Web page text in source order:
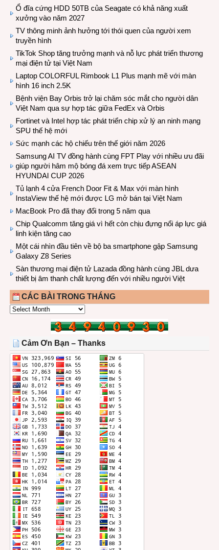
Ổ đĩa cứng HDD 50TB của Seagate có khả năng xuất
xưởng vào năm 2027
TV thông minh ảnh hưởng tới thói quen của người xem
truyền hình
TikTok Shop tăng trưởng mạnh và nỗ lực phát triển thương
mại điện tử tại Việt Nam
Laptop COLORFUL Rimbook L1 Plus mạnh mẽ với màn
hình 16 inch 2.5K
Bệnh viện Bay Orbis trở lại chăm sóc mắt cho người dân
Việt Nam qua sự hợp tác giữa FedEx và Orbis
Fortinet và Intel hợp tác phát triển chip xử lý an ninh mạng
SPU thế hệ mới
Sức mạnh các hộ chiếu trên thế giới năm 2026
Samsung AI TV đồng hành cùng FPT Play với nhiều ưu đãi
giúp người hâm mộ bóng đá xem trực tiếp ASEAN
HYUNDAI CUP 2026
Tủ lạnh 4 cửa French Door Fit & Max với màn hình
InstaView thế hệ mới được LG mở bán tại Việt Nam
MacBook Pro đã thay đổi trong 5 năm qua
Chip Qualcomm tăng giá vì hết còn chịu đựng nổi áp lực giá
linh kiện tăng cao
Một cái nhìn đầu tiên về bộ ba smartphone gập Samsung
Galaxy Z8 Series
Sàn thương mại điện tử Lazada đồng hành cùng JBL dưa
thiết bị âm thanh chất lượng đến với nhiều người Việt
CÁC BÀI TRONG THÁNG
CÁC
THÁNG
Cảm Ơn Bạn – Thanks